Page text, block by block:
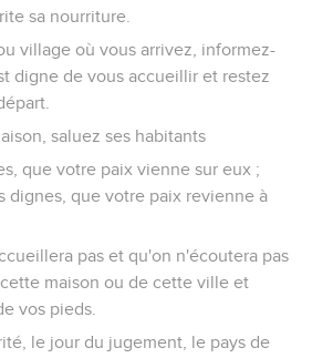
sa nourriture.
village où vous arrivez, informez-
digne de vous accueillir et restez
saluez ses habitants
que votre paix vienne sur eux ;
dignes, que votre paix revienne à
pas et qu'on n'écoutera pas
maison ou de cette ville et
vos pieds.
le jour du jugement, le pays de